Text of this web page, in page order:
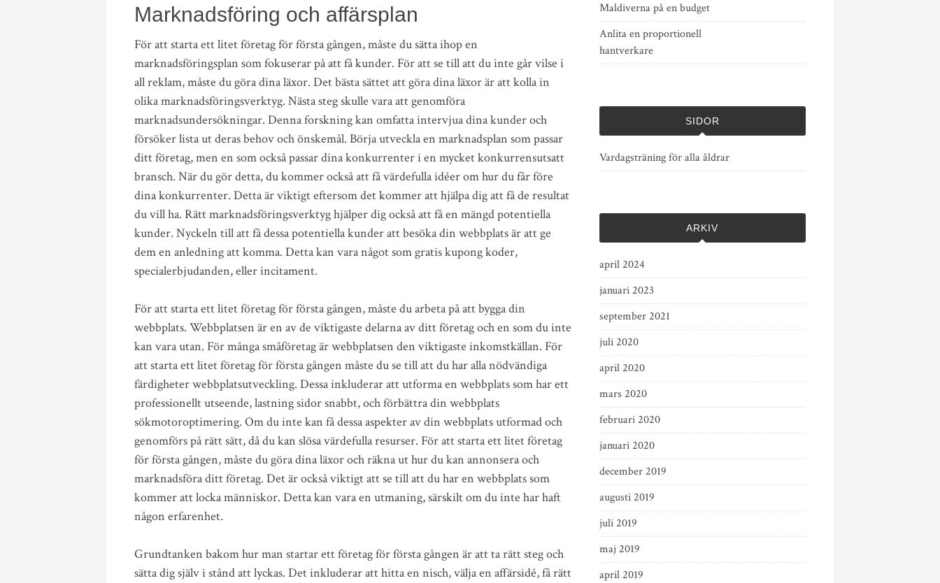
Marknadsföring och affärsplan
För att starta ett litet företag för första gången, måste du sätta ihop en
marknadsföringsplan som fokuserar på att få kunder. För att se till att du inte går vilse i
all reklam, måste du göra dina läxor. Det bästa sättet att göra dina läxor är att kolla in
olika marknadsföringsverktyg. Nästa steg skulle vara att genomföra
marknadsundersökningar. Denna forskning kan omfatta intervjua dina kunder och
försöker lista ut deras behov och önskemål. Börja utveckla en marknadsplan som passar
ditt företag, men en som också passar dina konkurrenter i en mycket konkurrensutsatt
bransch. När du gör detta, du kommer också att få värdefulla idéer om hur du får före
dina konkurrenter. Detta är viktigt eftersom det kommer att hjälpa dig att få de resultat
du vill ha. Rätt marknadsföringsverktyg hjälper dig också att få en mängd potentiella
kunder. Nyckeln till att få dessa potentiella kunder att besöka din webbplats är att ge
dem en anledning att komma. Detta kan vara något som gratis kupong koder,
specialerbjudanden, eller incitament.
För att starta ett litet företag för första gången, måste du arbeta på att bygga din
webbplats. Webbplatsen är en av de viktigaste delarna av ditt företag och en som du inte
kan vara utan. För många småföretag är webbplatsen den viktigaste inkomstkällan. För
att starta ett litet företag för första gången måste du se till att du har alla nödvändiga
färdigheter webbplatsutveckling. Dessa inkluderar att utforma en webbplats som har ett
professionellt utseende, lastning sidor snabbt, och förbättra din webbplats
sökmotoroptimering. Om du inte kan få dessa aspekter av din webbplats utformad och
genomförs på rätt sätt, då du kan slösa värdefulla resurser. För att starta ett litet företag
för första gången, måste du göra dina läxor och räkna ut hur du kan annonsera och
marknadsföra ditt företag. Det är också viktigt att se till att du har en webbplats som
kommer att locka människor. Detta kan vara en utmaning, särskilt om du inte har haft
någon erfarenhet.
Grundtanken bakom hur man startar ett företag för första gången är att ta rätt steg och
sätta dig själv i stånd att lyckas. Det inkluderar att hitta en nisch, välja en affärsidé, få rätt
Maldiverna på en budget
Anlita en proportionell
hantverkare
SIDOR
Vardagsträning för alla åldrar
ARKIV
april 2024
januari 2023
september 2021
juli 2020
april 2020
mars 2020
februari 2020
januari 2020
december 2019
augusti 2019
juli 2019
maj 2019
april 2019